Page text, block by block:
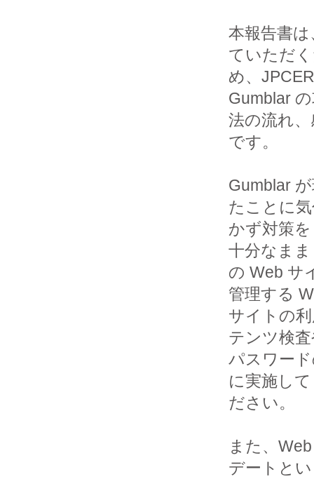
本報告書
ていただ
め、
Gumblar
法の流れ
です。
Gumblar
たことに
かず対策
十分なまま
の Web サ
管理する
サイトの
テンツ検
パスワー
に実施し
ださい。
また、
デートと